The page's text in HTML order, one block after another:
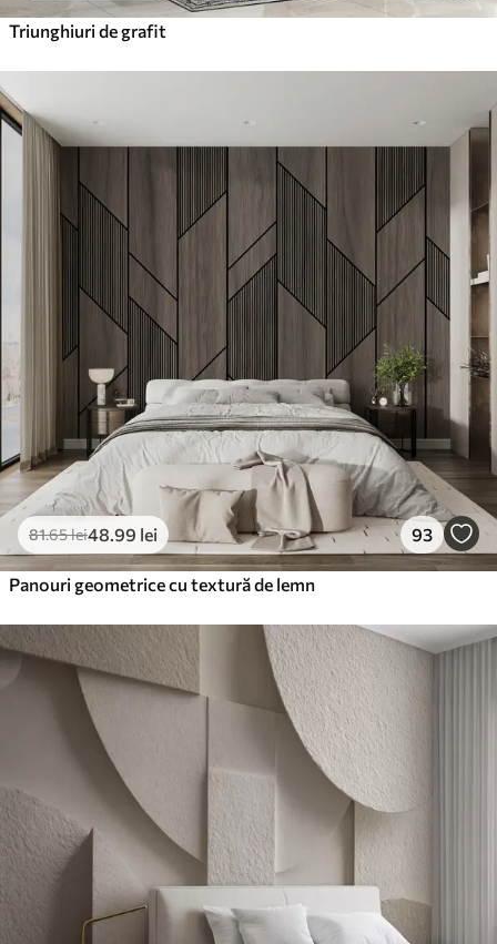
Triunghiuri de grafit
81.65lei48 .99 lei 93
Panouri geometrice cu textură de lemn